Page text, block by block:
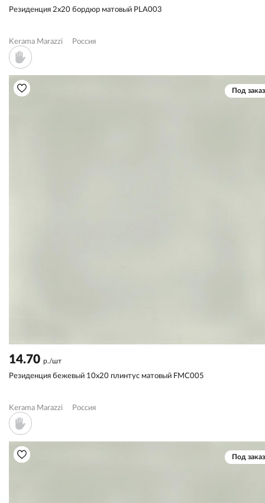
Резиденция 2x20 бордюр матовый PLA003
Kerama Marazzi Россия
Под заказ
14.70 р./шт
Резиденция бежевый 10x20 плинтус матовый FMC005
Kerama Marazzi Россия
Под заказ